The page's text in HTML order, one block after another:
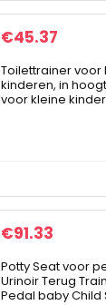
€45.37
Toilettrainer
kinderen, in
voor kleine
€91.33
Potty Seat voor
Urinoir Terug
Pedal baby Child